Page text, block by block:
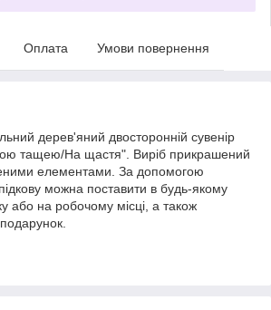
Оплата Умови повернення
дерев'яний двосторонній сувенір
тащею/На щастя". Виріб прикрашений
елементами. За допомогою
можна поставити в будь-якому
або на робочому місці, а також